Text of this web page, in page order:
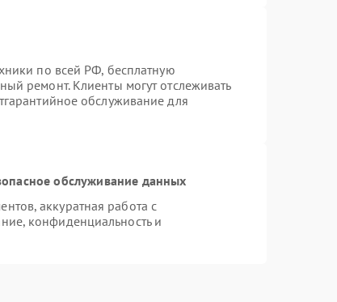
по всей РФ, бесплатную
ремонт. Клиенты могут отслеживать
обслуживание для
обслуживание данных
аккуратная работа с
конфиденциальность и